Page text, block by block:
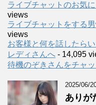
ライブチャットのお気
views
ライブチャットをする
views
お客様と何を話したら
レディさんへ - 14,095
待機のぞきさんをチャ
2025/06/
ありが